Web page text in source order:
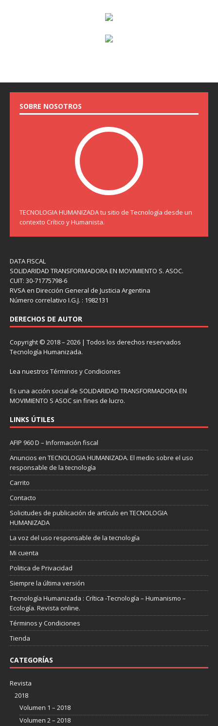
SOBRE NOSOTROS
TECNOLOGIA HUMANIZADA tu sitio de Tecnología desde un
contexto Crítico y Humanista.
DATA FISCAL
SOLIDARIDAD TRANSFORMADORA EN MOVIMIENTO S. ASOC.
CUIT: 30-71775798-6
RVSA en Dirección General de Justicia Argentina
Número correlativo I.G.J. : 1982131
DERECHOS DE AUTOR
Copyright © 2018 – 2026 | Todos los derechos reservados
Tecnología Humanizada.
Lea nuestros Términos y Condiciones
Es una acción social de SOLIDARIDAD TRANSFORMADORA EN
MOVIMIENTO S ASOC sin fines de lucro.
LINKS ÚTILES
AFIP 960 D – Información fiscal
Anuncios en TECNOLOGIA HUMANIZADA. El medio sobre el uso
responsable de la tecnología
Carrito
Contacto
Solicitudes de publicación de artículo en TECNOLOGIA
HUMANIZADA
La voz del uso responsable de la tecnología
Mi cuenta
Politica de Privacidad
Siempre la última versión
Tecnología Humanizada : Crítica -Tecnología – Humanismo –
Ecología. Revista online.
Términos y Condiciones
Tienda
CATEGORÍAS
Revista
2018
Volumen 1 – 2018
Volumen 2 – 2018